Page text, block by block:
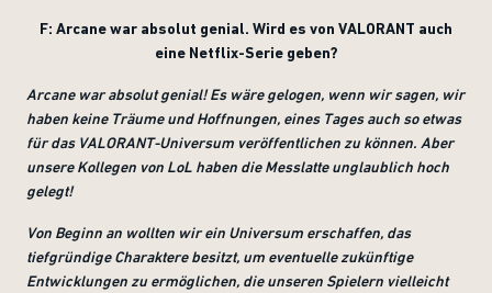
F: Arcane war absolut genial. Wird es von VALORANT auch
eine Netflix-Serie geben?
Arcane war absolut genial! Es wäre gelogen, wenn wir sagen, wir
haben keine Träume und Hoffnungen, eines Tages auch so etwas
für das VALORANT-Universum veröffentlichen zu können. Aber
unsere Kollegen von LoL haben die Messlatte unglaublich hoch
gelegt!
Von Beginn an wollten wir ein Universum erschaffen, das
tiefgründige Charaktere besitzt, um eventuelle zukünftige
Entwicklungen zu ermöglichen, die unseren Spielern vielleicht